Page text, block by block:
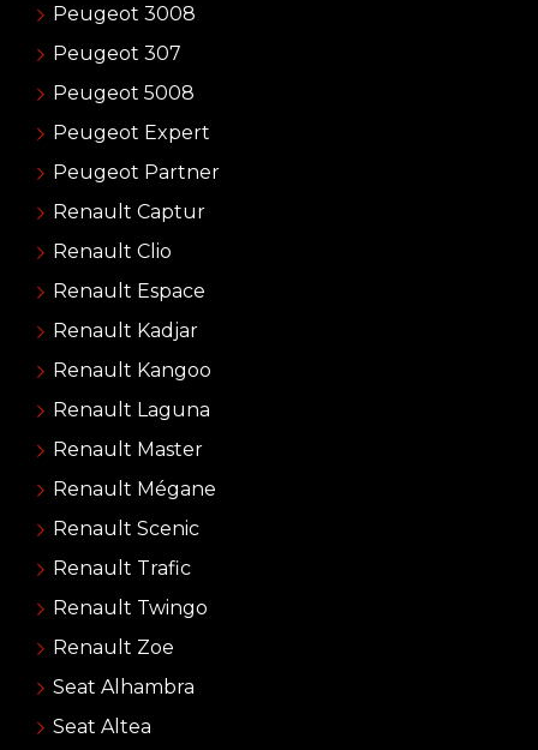
Peugeot 3008
Peugeot 307
Peugeot 5008
Peugeot Expert
Peugeot Partner
Renault Captur
Renault Clio
Renault Espace
Renault Kadjar
Renault Kangoo
Renault Laguna
Renault Master
Renault Mégane
Renault Scenic
Renault Trafic
Renault Twingo
Renault Zoe
Seat Alhambra
Seat Altea